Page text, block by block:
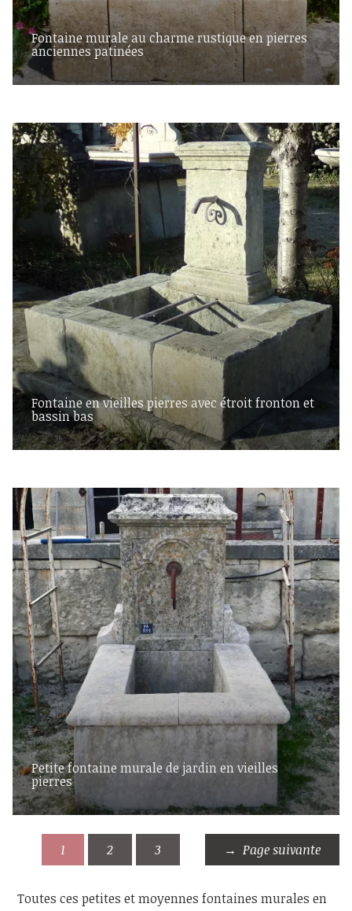
Fontaine murale au charme rustique en pierres
anciennes patinées
Fontaine en vieilles pierres avec étroit fronton et
bassin bas
Petite fontaine murale de jardin en vieilles
pierres
1 2 3 Page suivante
Toutes ces petites et moyennes fontaines murales en